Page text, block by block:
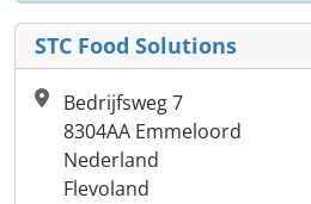
STC Food Solutions
Bedrijfsweg 7
8304AA Emmeloord
Nederland
Flevoland